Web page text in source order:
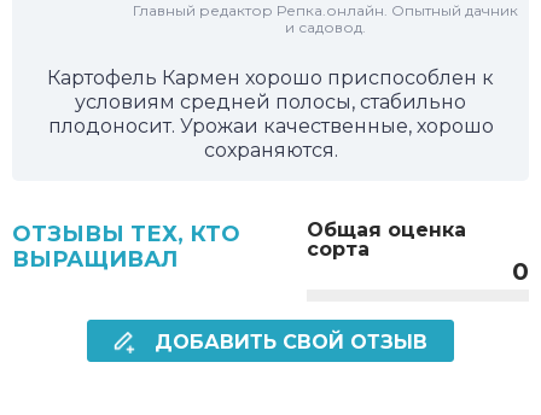
Главный редактор Репка.онлайн. Опытный дачник
и садовод.
Картофель Кармен хорошо приспособлен к
условиям средней полосы, стабильно
плодоносит. Урожаи качественные, хорошо
сохраняются.
Общая оценка
сорта
0
ОТЗЫВЫ ТЕХ, КТО
ВЫРАЩИВАЛ
ДОБАВИТЬ СВОЙ ОТЗЫВ